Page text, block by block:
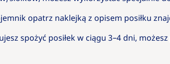
opatrz naklejką z opisem posiłku
spożyć posiłek w ciągu 3–4 dni,